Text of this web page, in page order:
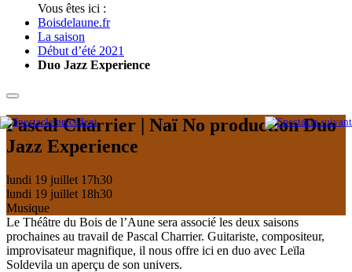
Vous êtes ici :
Boisdelaune.fr
La saison
Début d’été 2021
Duo Jazz Experience
Pascal Charrier | Naï No productionDuo
Jazz Experience
lundi 19 juillet 17h30
lundi 19 juillet 18h30
Musique
Le Théâtre du Bois de l’Aune sera associé les deux saisons
prochaines au travail de Pascal Charrier. Guitariste, compositeur,
improvisateur magnifique, il nous offre ici en duo avec Leïla
Soldevila un aperçu de son univers.